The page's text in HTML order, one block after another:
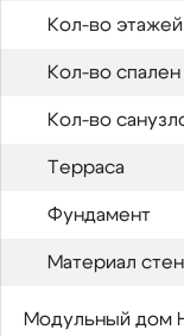
Кол-во этажей
Кол-во спален
Кол-во
Терраса
Фундамент
Материал стен
Модульный дом